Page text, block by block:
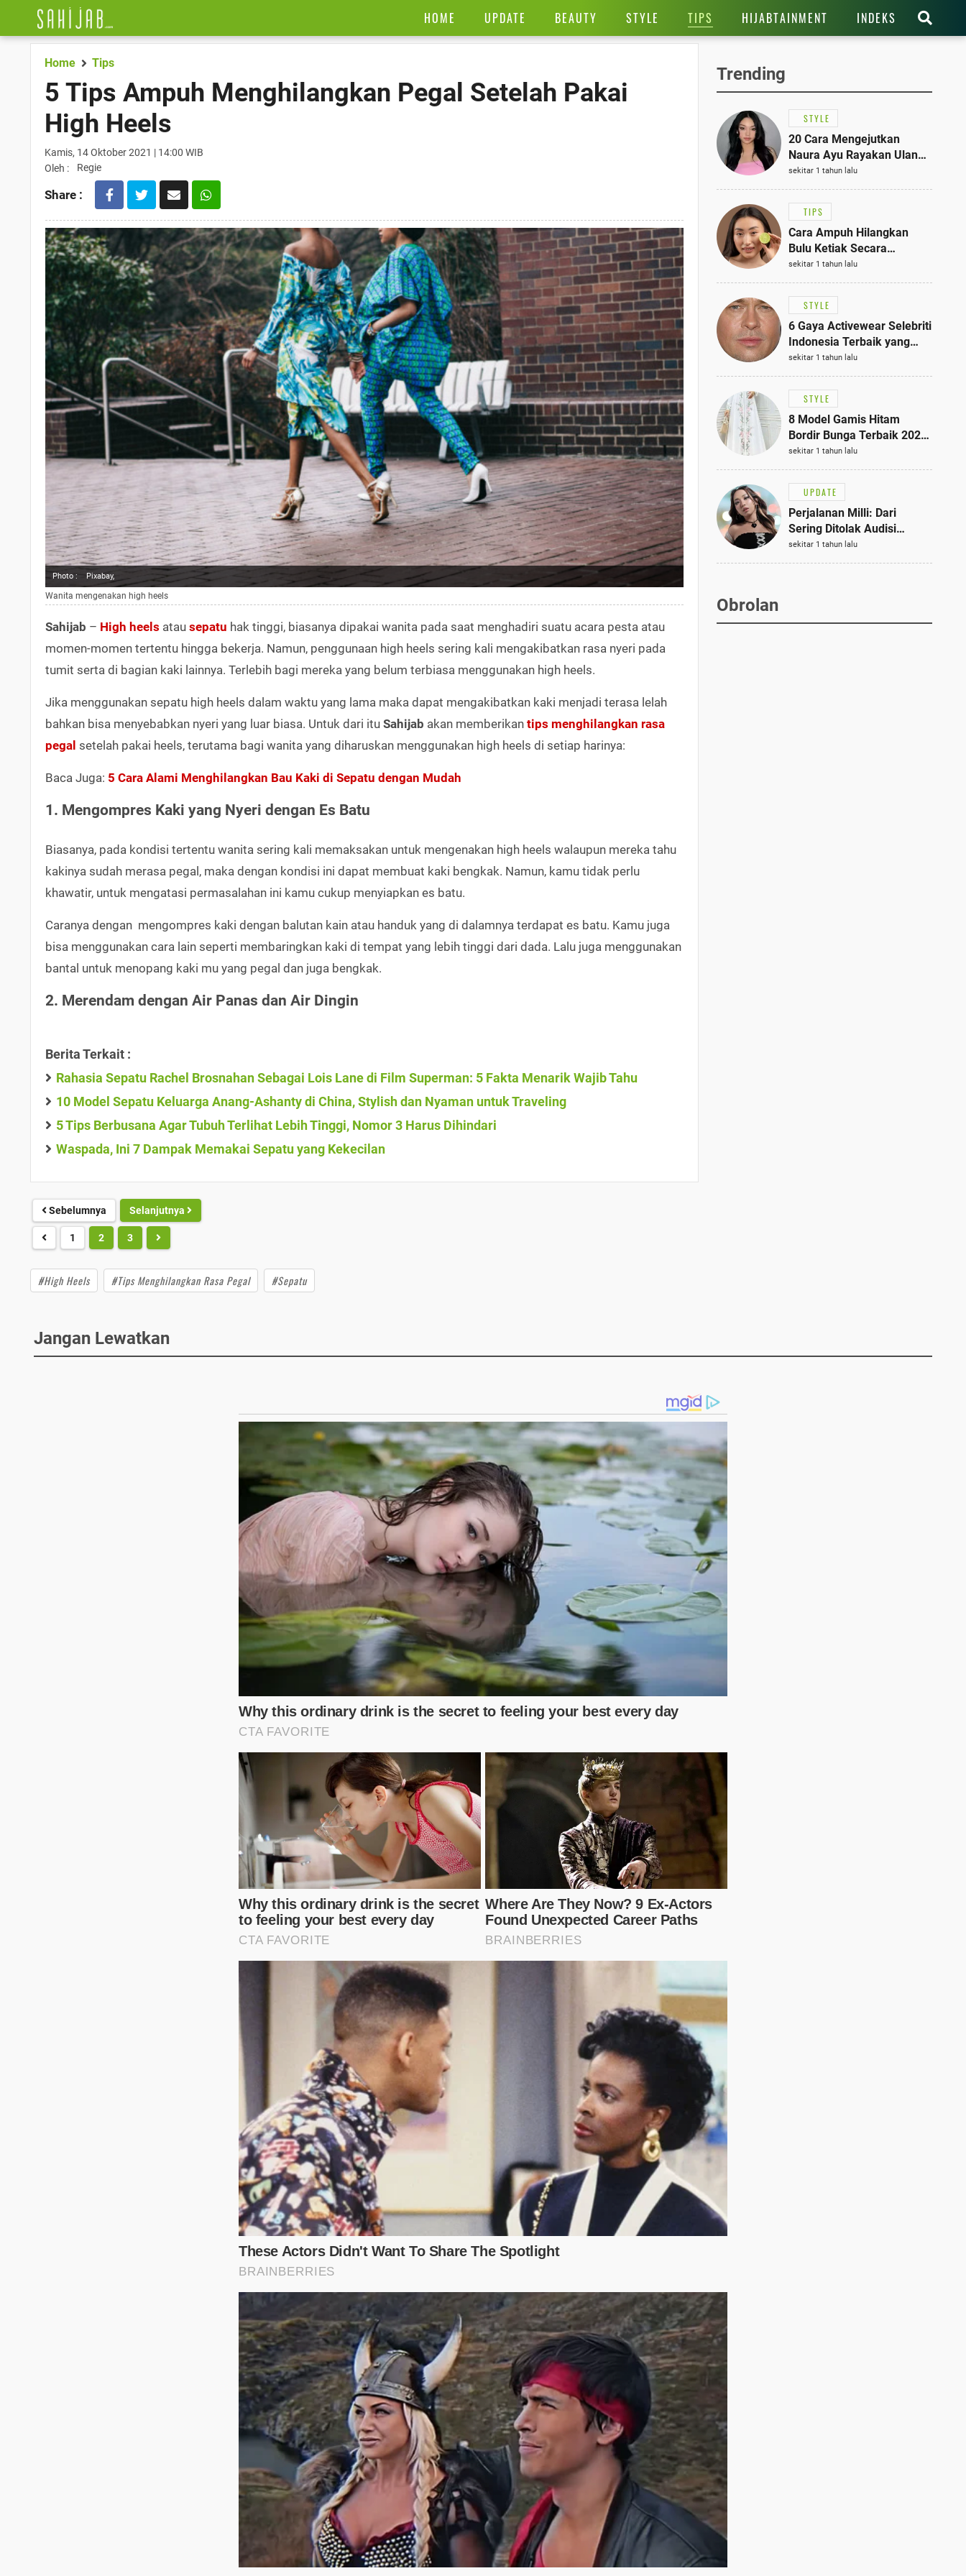
HOME UPDATE BEAUTY STYLE TIPS HIJABTAINMENT INDEKS
Home Tips
5 Tips Ampuh Menghilangkan Pegal Setelah Pakai
High Heels
Kamis, 14 Oktober 2021 | 14:00 WIB
Oleh :
Regie
Share :
Photo : Pixabay,
Wanita mengenakan high heels
Sahijab – High heels atau sepatu hak tinggi, biasanya dipakai wanita pada saat menghadiri suatu acara pesta atau
momen-momen tertentu hingga bekerja. Namun, penggunaan high heels sering kali mengakibatkan rasa nyeri pada
tumit serta di bagian kaki lainnya. Terlebih bagi mereka yang belum terbiasa menggunakan high heels.
Jika menggunakan sepatu high heels dalam waktu yang lama maka dapat mengakibatkan kaki menjadi terasa lelah
bahkan bisa menyebabkan nyeri yang luar biasa. Untuk dari itu Sahijab akan memberikan tips menghilangkan rasa
pegal setelah pakai heels, terutama bagi wanita yang diharuskan menggunakan high heels di setiap harinya:
Baca Juga: 5 Cara Alami Menghilangkan Bau Kaki di Sepatu dengan Mudah
1. Mengompres Kaki yang Nyeri dengan Es Batu
Biasanya, pada kondisi tertentu wanita sering kali memaksakan untuk mengenakan high heels walaupun mereka tahu
kakinya sudah merasa pegal, maka dengan kondisi ini dapat membuat kaki bengkak. Namun, kamu tidak perlu
khawatir, untuk mengatasi permasalahan ini kamu cukup menyiapkan es batu.
Caranya dengan mengompres kaki dengan balutan kain atau handuk yang di dalamnya terdapat es batu. Kamu juga
bisa menggunakan cara lain seperti membaringkan kaki di tempat yang lebih tinggi dari dada. Lalu juga menggunakan
bantal untuk menopang kaki mu yang pegal dan juga bengkak.
2. Merendam dengan Air Panas dan Air Dingin
Berita Terkait :
Rahasia Sepatu Rachel Brosnahan Sebagai Lois Lane di Film Superman: 5 Fakta Menarik Wajib Tahu
10 Model Sepatu Keluarga Anang-Ashanty di China, Stylish dan Nyaman untuk Traveling
5 Tips Berbusana Agar Tubuh Terlihat Lebih Tinggi, Nomor 3 Harus Dihindari
Waspada, Ini 7 Dampak Memakai Sepatu yang Kekecilan
Sebelumnya Selanjutnya
1 2 3
#High Heels #Tips Menghilangkan Rasa Pegal #Sepatu
Trending
STYLE
20 Cara Mengejutkan
Naura Ayu Rayakan Ulang
Tahun di Panti Asuhan,
Terlihat Anggun dengan
Kaftan Cokelat
sekitar 1 tahun lalu
TIPS
Cara Ampuh Hilangkan
Bulu Ketiak Secara
Permanen dalam 5
Langkah Sederhana
sekitar 1 tahun lalu
STYLE
6 Gaya Activewear Selebriti
Indonesia Terbaik yang
Bisa Jadi Inspirasi
Fashionmu
sekitar 1 tahun lalu
STYLE
8 Model Gamis Hitam
Bordir Bunga Terbaik 2025,
Stylish untuk Hangout
hingga Acara Semi-Formal
sekitar 1 tahun lalu
UPDATE
Perjalanan Milli: Dari
Sering Ditolak Audisi
hingga Menjadi Rapper Top
10 Thailand
sekitar 1 tahun lalu
Obrolan
Jangan Lewatkan